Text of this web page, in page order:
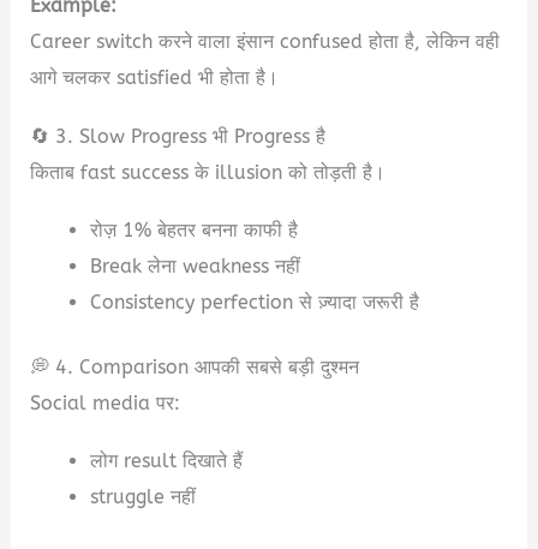
Example:
Career switch करने वाला इंसान confused होता है, लेकिन वही
आगे चलकर satisfied भी होता है।
🔄 3. Slow Progress भी Progress है
किताब fast success के illusion को तोड़ती है।
रोज़ 1% बेहतर बनना काफी है
Break लेना weakness नहीं
Consistency perfection से ज़्यादा जरूरी है
💭 4. Comparison आपकी सबसे बड़ी दुश्मन
Social media पर:
लोग result दिखाते हैं
struggle नहीं